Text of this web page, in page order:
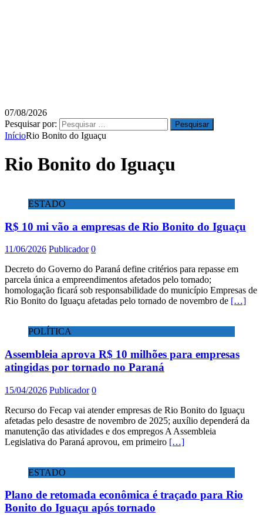
07/08/2026
Pesquisar por:
InícioRio Bonito do Iguaçu
Rio Bonito do Iguaçu
ESTADO
R$ 10 mi vão a empresas de Rio Bonito do Iguaçu
11/06/2026 Publicador 0
Decreto do Governo do Paraná define critérios para repasse em
parcela única a empreendimentos afetados pelo tornado;
homologação ficará sob responsabilidade do município Empresas de
Rio Bonito do Iguaçu afetadas pelo tornado de novembro de […]
POLÍTICA
Assembleia aprova R$ 10 milhões para empresas
atingidas por tornado no Paraná
15/04/2026 Publicador 0
Recurso do Fecap vai atender empresas de Rio Bonito do Iguaçu
afetadas pelo desastre de novembro de 2025; auxílio dependerá da
manutenção das atividades e dos empregos A Assembleia
Legislativa do Paraná aprovou, em primeiro […]
ESTADO
Plano de retomada econômica é traçado para Rio
Bonito do Iguaçu após tornado